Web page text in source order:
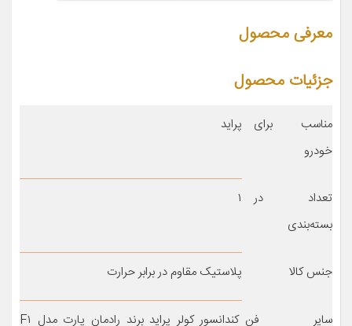
معرفی محصول
جزئیات محصول
مناسب برای
خودرو
پراید
تعداد در
بسته‌بندی
۱
جنس کالا پلاستیک مقاوم در برابر حرارت
سایر
فن کندانسور کولر پراید برند رادمان پارت مدل F۱